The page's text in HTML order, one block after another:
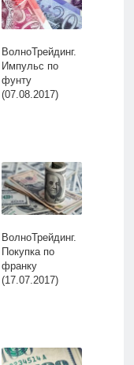
ВолноТрейдинг.
Импульс по
фунту
(07.08.2017)
ВолноТрейдинг.
Покупка по
франку
(17.07.2017)